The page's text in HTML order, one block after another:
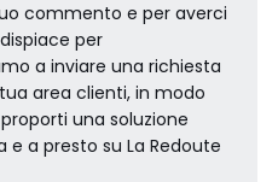
commento e per averci
per
a inviare una richiesta
area clienti, in modo
una soluzione
a presto su La Redoute